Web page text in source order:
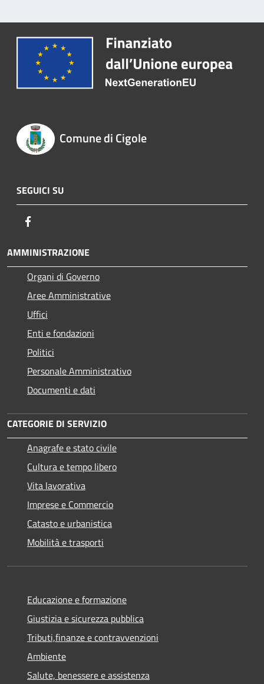
Comune di Cigole
SEGUICI SU
AMMINISTRAZIONE
Organi di Governo
Aree Amministrative
Uffici
Enti e fondazioni
Politici
Personale Amministrativo
Documenti e dati
CATEGORIE DI SERVIZIO
Anagrafe e stato civile
Cultura e tempo libero
Vita lavorativa
Imprese e Commercio
Catasto e urbanistica
Mobilità e trasporti
Educazione e formazione
Giustizia e sicurezza pubblica
Tributi,finanze e contravvenzioni
Ambiente
Salute, benessere e assistenza